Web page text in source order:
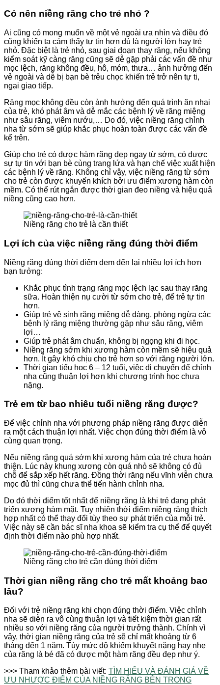
Có nên niềng răng cho trẻ nhỏ ?
Ai cũng có mong muốn về một vẻ ngoài ưa nhìn và điều đó
cũng khiến ta cảm thấy tự tin hơn dù là người lớn hay trẻ
nhỏ. Đặc biệt là trẻ nhỏ, sau giai đoạn thay răng, nếu không
kiểm soát kỹ càng răng cũng sẽ dễ gặp phải các vấn đề như
mọc lệch, răng không đều, hô, móm, thưa… ảnh hưởng đến
vẻ ngoài và dễ bị bạn bè trêu chọc khiến trẻ trở nên tự ti,
ngại giao tiếp.
Răng mọc không đều còn ảnh hưởng đến quá trình ăn nhai
của trẻ, khó phát âm và dễ mắc các bệnh lý về răng miệng
như sâu răng, viêm nướu,… Do đó, việc niềng răng chỉnh
nha từ sớm sẽ giúp khắc phục hoàn toàn được các vấn đề
kể trên.
Giúp cho trẻ có được hàm răng đẹp ngay từ sớm, có được
sự tự tin với bạn bè cùng trang lứa và hạn chế việc xuất hiện
các bệnh lý về răng. Không chỉ vậy, việc niềng răng từ sớm
cho trẻ còn được khuyến khích bởi ưu điểm xương hàm còn
mềm. Có thể rút ngắn được thời gian đeo niềng và hiệu quả
niềng cũng cao hơn.
Niềng răng cho trẻ là cần thiết
Lợi ích của việc niềng răng đúng thời điểm
Niềng răng đúng thời điểm đem đến lại nhiều lợi ích hơn
bạn tưởng:
Khắc phục tình trạng răng mọc lệch lạc sau thay răng
sữa. Hoàn thiện nụ cười từ sớm cho trẻ, để trẻ tự tin
hơn.
Giúp trẻ vệ sinh răng miệng dễ dàng, phòng ngừa các
bệnh lý răng miệng thường gặp như sâu răng, viêm
lợi…
Giúp trẻ phát âm chuẩn, không bị ngọng khi đi học.
Niềng răng sớm khi xương hàm còn mềm sẽ hiệu quả
hơn. Ít gây khó chịu cho trẻ hơn so với răng người lớn.
Thời gian tiểu học 6 – 12 tuổi, việc di chuyển để chỉnh
nha cũng thuận lợi hơn khi chương trình học chưa
nặng.
Trẻ em từ bao nhiêu tuổi niềng răng được?
Để việc chỉnh nha với phương pháp niềng răng được diễn
ra một cách thuận lợi nhất. Việc chọn đúng thời điểm là vô
cùng quan trọng.
Nếu niềng răng quá sớm khi xương hàm của trẻ chưa hoàn
thiện. Lúc này khung xương còn quá nhỏ sẽ không có đủ
chỗ để sắp xếp hết răng. Đồng thời răng nếu vĩnh viễn chưa
mọc đủ thì cũng chưa thể tiến hành chỉnh nha.
Do đó thời điểm tốt nhất để niềng răng là khi trẻ đang phát
triển xương hàm mặt. Tuy nhiên thời điểm niềng răng thích
hợp nhất có thể thay đổi tùy theo sự phát triển của mỗi trẻ.
Việc này sẽ cần bác sĩ nha khoa sẽ kiểm tra cụ thể để quyết
định thời điểm nào phù hợp nhất.
Niềng răng cho trẻ cần đúng thời điểm
Thời gian niềng răng cho trẻ mất khoảng bao
lâu?
Đối với trẻ niềng răng khi chọn đúng thời điểm. Việc chỉnh
nha sẽ diễn ra vô cùng thuận lợi và tiết kiệm thời gian rất
nhiều so với niềng răng của người trưởng thành. Chính vì
vậy, thời gian niềng răng của trẻ sẽ chỉ mất khoảng từ 6
tháng đến 1 năm. Tùy mức độ khiếm khuyết nặng hay nhẹ
của răng là bé đã có được một hàm răng đều đẹp như ý.
>>> Tham khảo thêm bài viết: TÌM HIỂU VÀ ĐÁNH GIÁ VỀ
ƯU NHƯỢC ĐIỂM CỦA NIỀNG RĂNG BÊN TRONG